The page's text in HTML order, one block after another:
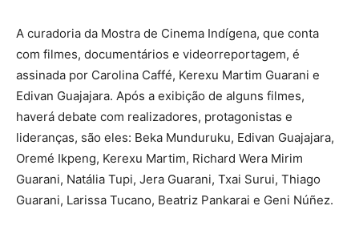
A curadoria da Mostra de Cinema Indígena, que conta
com filmes, documentários e videorreportagem, é
assinada por Carolina Caffé, Kerexu Martim Guarani e
Edivan Guajajara. Após a exibição de alguns filmes,
haverá debate com realizadores, protagonistas e
lideranças, são eles: Beka Munduruku, Edivan Guajajara,
Oremé Ikpeng, Kerexu Martim, Richard Wera Mirim
Guarani, Natália Tupi, Jera Guarani, Txai Surui, Thiago
Guarani, Larissa Tucano, Beatriz Pankarai e Geni Núñez.